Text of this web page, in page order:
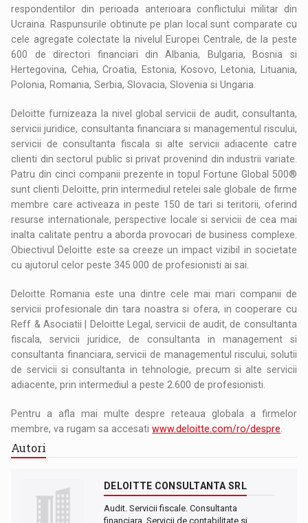
respondentilor din perioada anterioara conflictului militar din
Ucraina. Raspunsurile obtinute pe plan local sunt comparate cu
cele agregate colectate la nivelul Europei Centrale, de la peste
600 de directori financiari din Albania, Bulgaria, Bosnia si
Hertegovina, Cehia, Croatia, Estonia, Kosovo, Letonia, Lituania,
Polonia, Romania, Serbia, Slovacia, Slovenia si Ungaria.
Deloitte furnizeaza la nivel global servicii de audit, consultanta,
servicii juridice, consultanta financiara si managementul riscului,
servicii de consultanta fiscala si alte servicii adiacente catre
clienti din sectorul public si privat provenind din industrii variate.
Patru din cinci companii prezente in topul Fortune Global 500®
sunt clienti Deloitte, prin intermediul retelei sale globale de firme
membre care activeaza in peste 150 de tari si teritorii, oferind
resurse internationale, perspective locale si servicii de cea mai
inalta calitate pentru a aborda provocari de business complexe.
Obiectivul Deloitte este sa creeze un impact vizibil in societate
cu ajutorul celor peste 345.000 de profesionisti ai sai.
Deloitte Romania este una dintre cele mai mari companii de
servicii profesionale din tara noastra si ofera, in cooperare cu
Reff & Asociatii | Deloitte Legal, servicii de audit, de consultanta
fiscala, servicii juridice, de consultanta in management si
consultanta financiara, servicii de managementul riscului, solutii
de servicii si consultanta in tehnologie, precum si alte servicii
adiacente, prin intermediul a peste 2.600 de profesionisti.
Pentru a afla mai multe despre reteaua globala a firmelor
membre, va rugam sa accesatiwww.deloitte.com/ro/despre
Autori
DELOITTE CONSULTANTA SRL
Audit. Servicii fiscale. Consultanta
financiara. Servicii de contabilitate si